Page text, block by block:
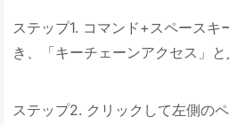
ステップ1. コマンド+スペース
き、「キーチェーンアクセス」と
ステップ2. クリックして左側の